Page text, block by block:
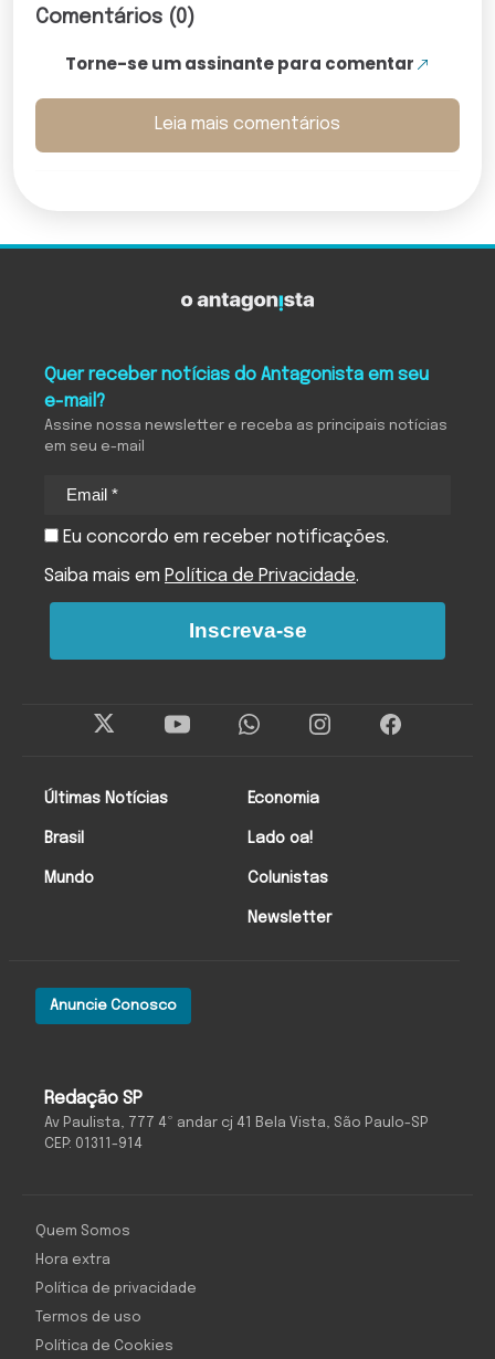
Comentários (0)
Torne-se um assinante para comentar
Leia mais comentários
Redação SP
Av Paulista, 777 4º andar cj 41 Bela Vista, São Paulo-SP
CEP: 01311-914
Anuncie Conosco
Últimas Notícias
Brasil
Mundo
Economia
Lado oa!
Colunistas
Newsletter
Quer receber notícias do Antagonista em seu
e-mail?
Assine nossa newsletter e receba as principais notícias
em seu e-mail
Eu concordo em receber notificações.
Saiba mais em Política de Privacidade.
Inscreva-se
Quem Somos
Hora extra
Política de privacidade
Termos de uso
Política de Cookies